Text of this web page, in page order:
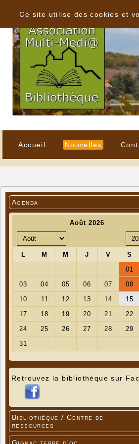
Accueil Nouvelles
Agenda
Retrouvez la bibliothèque sur
Bibliothèque / Centre de
ressources
Ce site utilise des cookies et